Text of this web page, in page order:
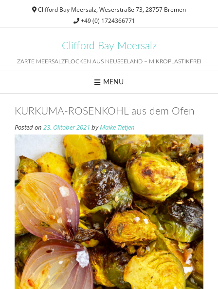
Clifford Bay Meersalz, Weserstraße 73, 28757 Bremen
+49 (0) 1724366771
Clifford Bay Meersalz
ZARTE MEERSALZFLOCKEN AUS NEUSEELAND – MIKROPLASTIKFREI
MENU
KURKUMA-ROSENKOHL aus dem Ofen
Posted on 23. Oktober 2021 byMaike Tietjen